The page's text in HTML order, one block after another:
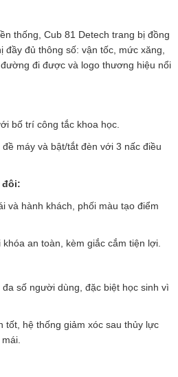
thống, Cub 81 Detech trang bị đồng
đầy đủ thông số: vận tốc, mức xăng,
đi được và logo thương hiệu nổi
bố trí công tắc khoa học.
máy và bật/tắt đèn với 3 nấc điều
đôi:
và hành khách, phối màu tạo điểm
an toàn, kèm giắc cắm tiện lợi.
số người dùng, đặc biệt học sinh vì
tốt, hệ thống giảm xóc sau thủy lực